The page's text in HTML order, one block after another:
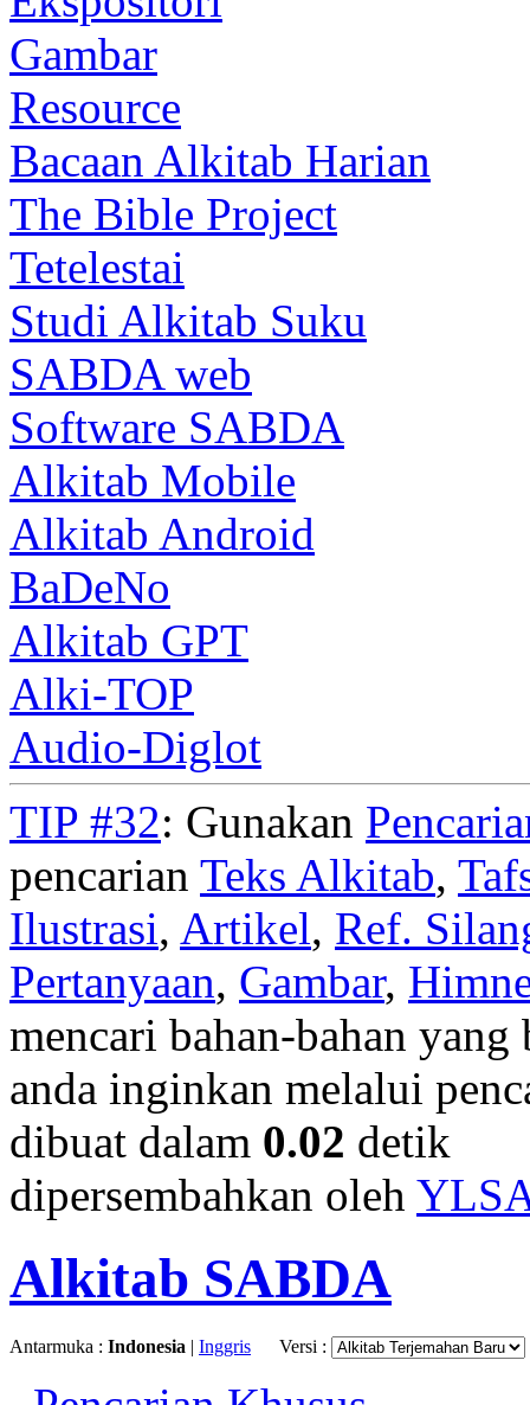
Gambar
Resource
Bacaan Alkitab Harian
The Bible Project
Tetelestai
Studi Alkitab Suku
SABDA web
Software SABDA
Alkitab Mobile
Alkitab Android
BaDeNo
Alkitab GPT
Alki-TOP
Audio-Diglot
TIP #32: Gunakan
pencarian Teks Alkitab,
Ilustrasi, Artikel, Ref.
Pertanyaan, Gambar,
mencari bahan-bahan
anda inginkan melalui
dibuat dalam 0.02 detik
dipersembahkan oleh
Alkitab SABDA
Antarmuka : Indonesia | Inggris Versi :